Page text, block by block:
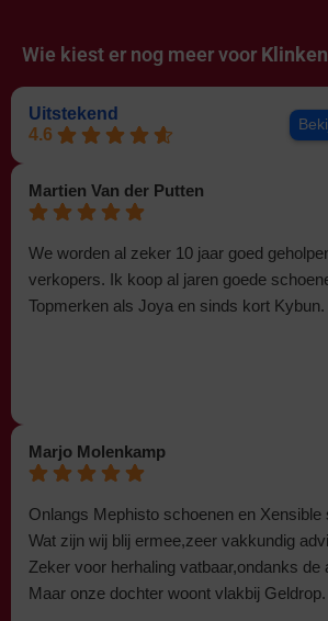
Wie kiest er nog meer voor
Uitstekend
4.6
Martien Van der Putten
We worden al zeker 10 jaar goed
verkopers. Ik koop al jaren goede
Topmerken als Joya en sinds kort Kybun.
Marjo Molenkamp
Onlangs Mephisto schoenen en Xensible
Wat zijn wij blij ermee,zeer vakkundig
Zeker voor herhaling vatbaar,ondanks de
Maar onze dochter woont vlakbij Geldrop.